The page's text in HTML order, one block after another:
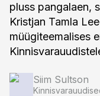
pluss pangalaen,
Kristjan Tamla
müügiteemalises
Siim Sultson